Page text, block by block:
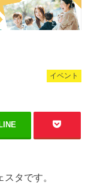
イベント
タです。